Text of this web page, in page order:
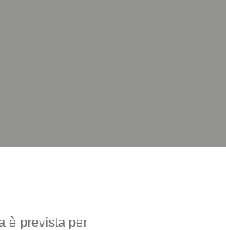
è prevista per